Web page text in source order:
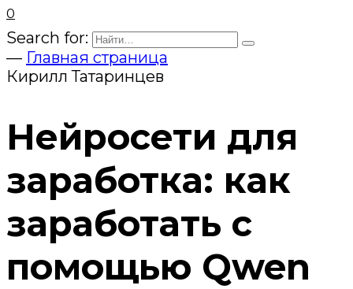
0
Search for:
— Главная страница
Кирилл Татаринцев
Нейросети для
заработка: как
заработать с
помощью Qwen